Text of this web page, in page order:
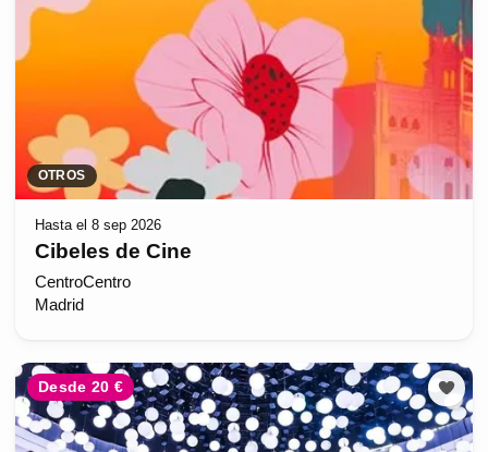
OTROS
Hasta el 8 sep 2026
Cibeles de Cine
CentroCentro
Madrid
Desde 20 €